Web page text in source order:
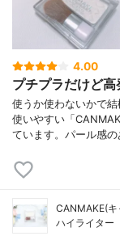
4.00
プチプラだけど高
使うか使わないかで
使いやすい「
ています。パール感
CANMAKE(キ
ハイライター